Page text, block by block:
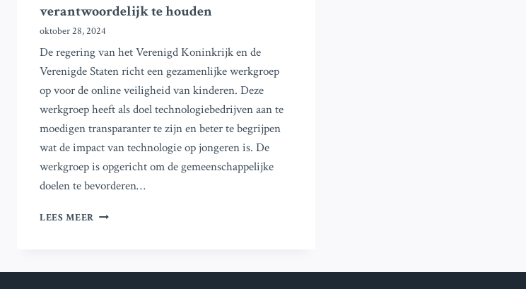
verantwoordelijk te houden
oktober 28, 2024
De regering van het Verenigd Koninkrijk en de
Verenigde Staten richt een gezamenlijke werkgroep
op voor de online veiligheid van kinderen. Deze
werkgroep heeft als doel technologiebedrijven aan te
moedigen transparanter te zijn en beter te begrijpen
wat de impact van technologie op jongeren is. De
werkgroep is opgericht om de gemeenschappelijke
doelen te bevorderen…
LEES MEER VK
WERKGROEP